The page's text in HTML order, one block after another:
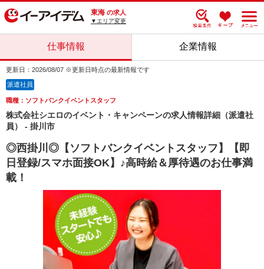
東海 の求人
▼エリア変更
仕事情報 企業情報
更新日：2026/08/07 ※更新日時点の最新情報です
派遣社員
職種：ソフトバンクイベントスタッフ
株式会社シエロのイベント・キャンペーンの求人情報詳細（派遣社
員） - 掛川市
◎西掛川◎【ソフトバンクイベントスタッフ】【即
日登録/スマホ面接OK】♪高時給＆厚待遇のお仕事満
載！